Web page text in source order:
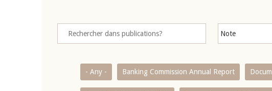
- Any - Banking Commission Annual Report